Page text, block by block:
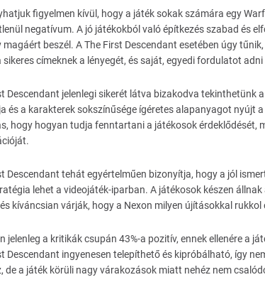
figyelmen kívül, hogy a játék sokak számára egy
negatívum. A jó játékokból való építkezés szabad és
magáért beszél. A The First Descendant esetében úgy
sikeres címeknek a lényegét, és saját, egyedi fordulatot adni
Descendant jelenlegi sikerét látva bizakodva tekinthetünk
és a karakterek sokszínűsége ígéretes alapanyagot nyújt
hogy hogyan tudja fenntartani a játékosok érdeklődését,
Descendant tehát egyértelműen bizonyítja, hogy a jól
lehet a videojáték-iparban. A játékosok készen
kíváncsian várják, hogy a Nexon milyen újításokkal rukkol
jelenleg a kritikák csupán 43%-a pozitív, ennek ellenére a
Descendant ingyenesen telepíthető és kipróbálható, így
de a játék körüli nagy várakozások miatt nehéz nem